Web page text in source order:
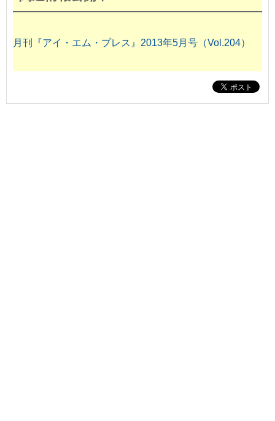
月刊『アイ・エム・プレス』2013年5月号（Vol.204）